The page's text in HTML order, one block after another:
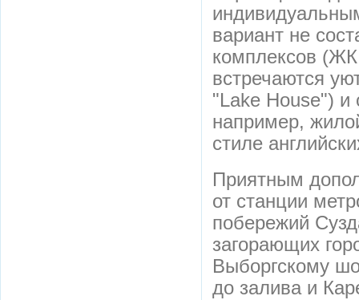
вариант не
комплексов
встречаются
"Lake House") и
например,
стиле
Приятным
от станции
побережий
загорающих
Выборгскому
до залива и